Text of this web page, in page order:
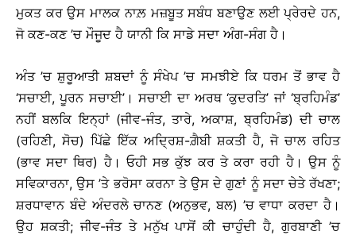
ਮੁਕਤ ਕਰ ਉਸ ਮਾਲਕ ਨਾਲ਼ ਮਜ਼ਬੂਤ ਸਬੰਧ ਬਣਾਉਣ ਲਈ ਪ੍ਰੇਰਦੇ ਹਨ,
ਜੋ ਕਣ-ਕਣ ’ਚ ਮੌਜੂਦ ਹੈ ਯਾਨੀ ਕਿ ਸਾਡੇ ਸਦਾ ਅੰਗ-ਸੰਗ ਹੈ।
ਅੰਤ ’ਚ ਸ਼ੁਰੂਆਤੀ ਸ਼ਬਦਾਂ ਨੂੰ ਸੰਖੇਪ ’ਚ ਸਮਝੀਏ ਕਿ ਧਰਮ ਤੋਂ ਭਾਵ ਹੈ
‘ਸਚਾਈ, ਪੂਰਨ ਸਚਾਈ’। ਸਚਾਈ ਦਾ ਅਰਥ ‘ਕੁਦਰਤਿ’ ਜਾਂ ‘ਬ੍ਰਹਿਮੰਡ’
ਨਹੀਂ ਬਲਕਿ ਇਨ੍ਹਾਂ (ਜੀਵ-ਜੰਤ, ਤਾਰੇ, ਅਕਾਸ਼, ਬ੍ਰਹਿਮੰਡ) ਦੀ ਚਾਲ
(ਰਹਿਣੀ, ਸੋਚ) ਪਿੱਛੇ ਇੱਕ ਅਦ੍ਰਿਸ਼-ਗ਼ੈਬੀ ਸ਼ਕਤੀ ਹੈ, ਜੋ ਚਾਲ ਰਹਿਤ
(ਭਾਵ ਸਦਾ ਥਿਰ) ਹੈ। ਓਹੀ ਸਭ ਕੁੱਝ ਕਰ ਤੇ ਕਰਾ ਰਹੀ ਹੈ। ਉਸ ਨੂੰ
ਸਵਿਕਾਰਨਾ, ਉਸ ’ਤੇ ਭਰੋਸਾ ਕਰਨਾ ਤੇ ਉਸ ਦੇ ਗੁਣਾਂ ਨੂੰ ਸਦਾ ਚੇਤੇ ਰੱਖਣਾ;
ਸ਼ਰਧਾਵਾਨ ਬੰਦੇ ਅੰਦਰਲੇ ਚਾਨਣ (ਅਨੁਭਵ, ਬਲ) ’ਚ ਵਾਧਾ ਕਰਦਾ ਹੈ।
ਉਹ ਸ਼ਕਤੀ; ਜੀਵ-ਜੰਤ ਤੇ ਮਨੁੱਖ ਪਾਸੋਂ ਕੀ ਚਾਹੁੰਦੀ ਹੈ, ਗੁਰਬਾਣੀ ’ਚ